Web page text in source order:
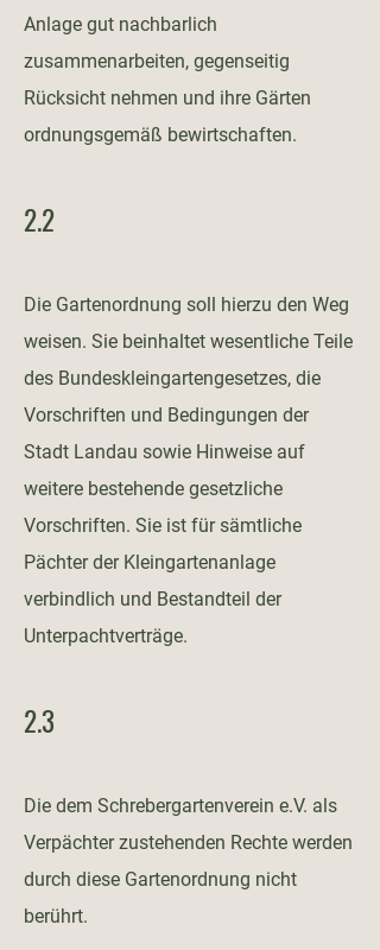
Anlage gut nachbarlich
zusammenarbeiten, gegenseitig
Rücksicht nehmen und ihre Gärten
ordnungsgemäß bewirtschaften.
2.2
Die Gartenordnung soll hierzu den Weg
weisen. Sie beinhaltet wesentliche Teile
des Bundeskleingartengesetzes, die
Vorschriften und Bedingungen der
Stadt Landau sowie Hinweise auf
weitere bestehende gesetzliche
Vorschriften. Sie ist für sämtliche
Pächter der Kleingartenanlage
verbindlich und Bestandteil der
Unterpachtverträge.
2.3
Die dem Schrebergartenverein e.V. als
Verpächter zustehenden Rechte werden
durch diese Gartenordnung nicht
berührt.